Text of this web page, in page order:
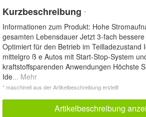
Kurzbeschreibung *
Informationen zum Produkt: Hohe
gesamten Lebensdauer Jetzt 3-fach
Optimiert für den Betrieb im Teilladezustand
mittelgro ß e Autos mit Start-Stop-System
kraftstoffsparenden Anwendungen Höchste
Ide... Mehr
* maschinell aus der Artikelbeschreibung erstellt
Artikelbeschreibung